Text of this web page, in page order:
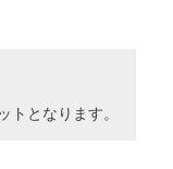
トとなります。